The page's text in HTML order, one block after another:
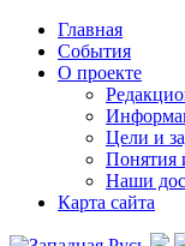
Главная
События
О проекте
Цели и
Понятия
Наши
Карта сайта